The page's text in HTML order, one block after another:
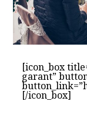
[icon_box
garant”
[/icon_box]